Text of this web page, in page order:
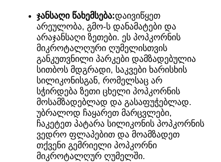
ჯანსაღი წახემსება:დაივიწყეთ
არეულობა, გმო-ს დანამატები და
არაჯანსაღი ზეთები. ეს პოპკორნის
მიკროტალღური ღუმელისთვის
განკუთვნილი პარკები დამზადებულია
სითბოს მდგრადი, საკვები ხარისხის
სილიკონისგან, რომელსაც არ
სჭირდება ზეთი ცხელი პოპკორნის
მოსამზადებლად და გასაფუჭებლად.
უბრალოდ ჩაყარეთ მარცვლები,
ჩაკეტეთ პატარა სილიკონის პოპკორნის
ვედრო ფლაპებით და მოამზადეთ
თქვენი გემრიელი პოპკორნი
მიკროტალღურ ღუმელში.